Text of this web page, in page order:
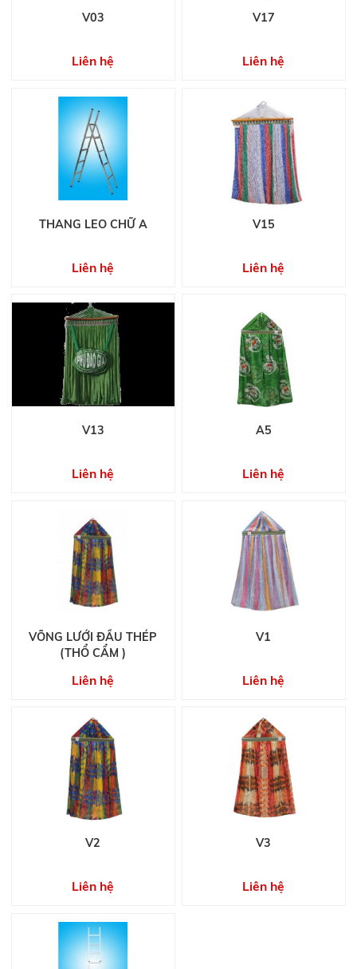
V03
Liên hệ
V17
Liên hệ
THANG LEO CHỮ A
Liên hệ
V15
Liên hệ
V13
Liên hệ
A5
Liên hệ
VÕNG LƯỚI ĐẦU THÉP
(THỔ CẨM )
Liên hệ
V1
Liên hệ
V2
Liên hệ
V3
Liên hệ